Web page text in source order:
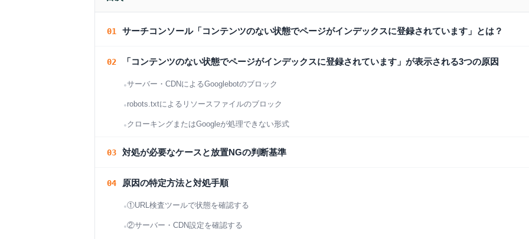
サーチコンソール「コンテンツのない状態でページがインデックスに登録されています」とは？
「コンテンツのない状態でページがインデックスに登録されています」が表示される3つの原因
サーバー・CDNによるGooglebotのブロック
robots.txtによるリソースファイルのブロック
クローキングまたはGoogleが処理できない形式
対処が必要なケースと放置NGの判断基準
原因の特定方法と対処手順
①URL検査ツールで状態を確認する
②サーバー・CDN設定を確認する